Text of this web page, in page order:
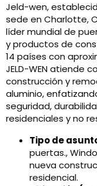
Jeld-wen,
sede en Charlotte,
líder mundial de
y productos de
14 países con
JELD-WEN atiende
construcción y
aluminio,
seguridad,
residenciales y no
Tipo de
puertas.,
nueva
residencial.